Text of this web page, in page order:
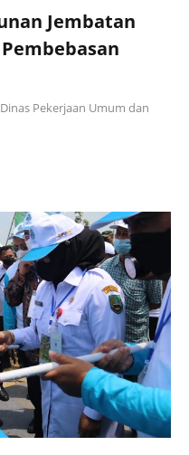
Jembatan
Pekerjaan Umum dan